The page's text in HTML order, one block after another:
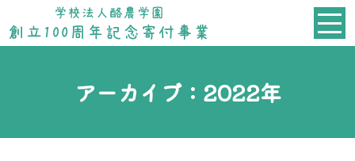
アーカイブ： 2022年